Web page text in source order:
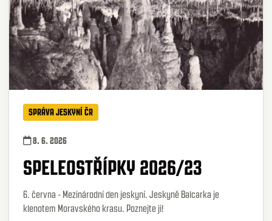
SPRÁVA JESKYNÍ ČR
8. 6. 2026
SPELEOSTŘÍPKY 2026/23
6. června - Mezinárodní den jeskyní. Jeskyně Balcarka je
klenotem Moravského krasu. Poznejte ji!